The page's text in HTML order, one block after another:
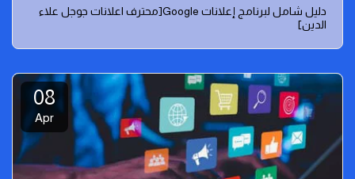
دليل شامل لبرنامج إعلانات Google[محترف اعلانات جوجل علاء
الدين]
08
Apr